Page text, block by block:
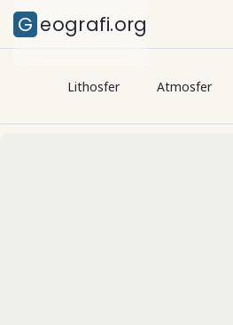
Geografi.org
Lithosfer Atmosfer